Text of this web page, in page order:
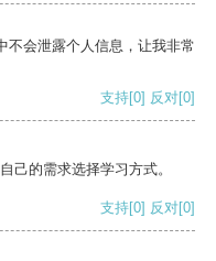
不会泄露个人信息，让我非常
支持[0] 反对[0]
己的需求选择学习方式。
支持[0] 反对[0]